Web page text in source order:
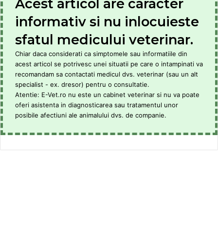
Acest articol are caracter
informativ si nu inlocuieste
sfatul medicului veterinar.
Chiar daca considerati ca simptomele sau informatiile din
acest articol se potrivesc unei situatii pe care o intampinati va
recomandam sa contactati medicul dvs. veterinar (sau un alt
specialist - ex. dresor) pentru o consultatie.
Atentie: E-Vet.ro nu este un cabinet veterinar si nu va poate
oferi asistenta in diagnosticarea sau tratamentul unor
posibile afectiuni ale animalului dvs. de companie.